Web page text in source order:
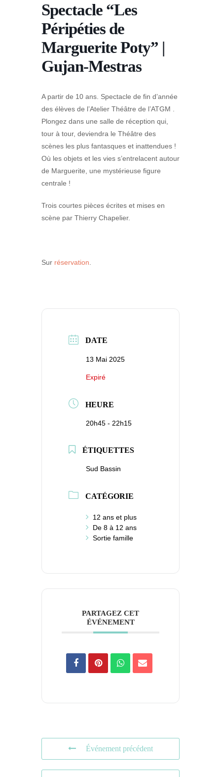
Spectacle “Les
Péripéties de
Marguerite Poty” |
Gujan-Mestras
A partir de 10 ans. Spectacle de fin d’année
des élèves de l’Atelier Théâtre de l’ATGM .
Plongez dans une salle de réception qui,
tour à tour, deviendra le Théâtre des
scènes les plus fantasques et inattendues !
Où les objets et les vies s’entrelacent autour
de Marguerite, une mystérieuse figure
centrale !
Trois courtes pièces écrites et mises en
scène par Thierry Chapelier.
Sur réservation
DATE
13 Mai 2025
Expiré
HEURE
20h45 - 22h15
ÉTIQUETTES
Sud Bassin
CATÉGORIE
12 ans et plus
De 8 à 12 ans
Sortie famille
PARTAGEZ CET
ÉVÉNEMENT
Événement précédent